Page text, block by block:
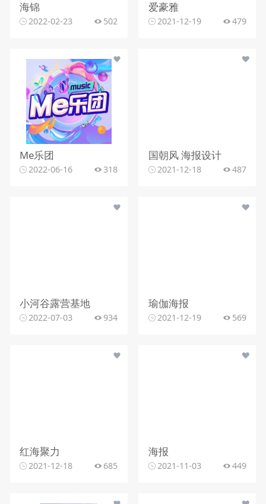
海锦
2022-02-23 502
爱豪雅
2021-12-19 479
Me乐团
2022-06-16 318
国朝风 海报设计
2021-12-18 487
小河谷露营基地
2022-07-03 934
瑜伽海报
2021-12-19 569
红海聚力
2021-12-18 685
海报
2021-11-03 449